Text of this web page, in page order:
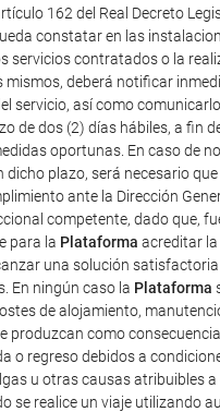
162 del Real Decreto
constatar en las
servicios contratados o la
mismos, deberá notificar
servicio, así como
de dos (2) días hábiles, a fin
oportunas. En caso de
dicho plazo, será necesario que
ante la Dirección
competente, dado que,
para la Plataforma acreditar
una solución
En ningún caso la Plataforma
de alojamiento,
produzcan como
o regreso debidos a
u otras causas atribuibles a
se realice un viaje utilizando